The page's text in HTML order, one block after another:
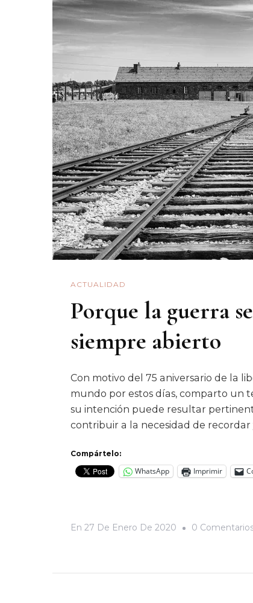
ACTUALIDAD
Porque la guerra
siempre abierto
Con motivo del 75 aniversario de la
mundo por estos días, comparto un
su intención puede resultar
contribuir a la necesidad de
Compártelo:
WhatsApp Imprimir
En 27 De Enero De 2020 0